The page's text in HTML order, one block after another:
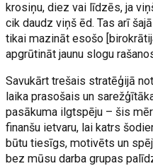
krosiņu, diez vai līdzēs, ja
cik daudz viņš ēd. Tas arī
tikai mazināt esošo
apgrūtināt jaunu slogu
Savukārt trešais stratēģijā
laika prasošais un
pasākuma ilgtspēju – šis
finanšu ietvaru, lai katrs
būtu tiesīgs, motivēts un
bez mūsu darba grupas